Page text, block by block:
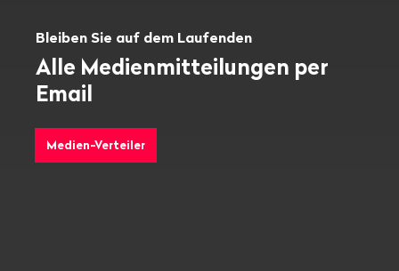
Bleiben Sie auf dem Laufenden
Alle Medienmitteilungen per
Email
Medien-Verteiler